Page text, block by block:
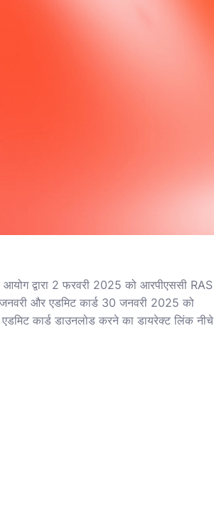
द्वारा 2 फरवरी 2025 को आरपीएससी RAS
जनवरी और एडमिट कार्ड 30 जनवरी 2025 को
एडमिट कार्ड डाउनलोड करने का डायरेक्ट लिंक नीचे